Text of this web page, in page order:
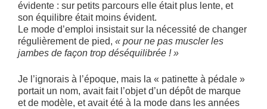
évidente : sur petits parcours elle était plus lente, et
son équilibre était moins évident.
Le mode d’emploi insistait sur la nécessité de changer
régulièrement de pied, « pour ne pas muscler les
jambes de façon trop déséquilibrée ! »
Je l’ignorais à l’époque, mais la « patinette à pédale »
portait un nom, avait fait l’objet d’un dépôt de marque
et de modèle, et avait été à la mode dans les années